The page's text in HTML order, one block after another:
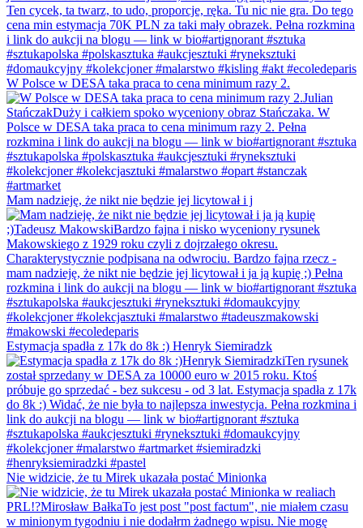
W Polsce w DESA taka praca to cena minimum razy 2.
Mam nadzieję, że nikt nie będzie jej licytował i j
Estymacja spadła z 17k do 8k :) Henryk Siemiradzk
Nie widzicie, że tu Mirek ukazała postać Minionka